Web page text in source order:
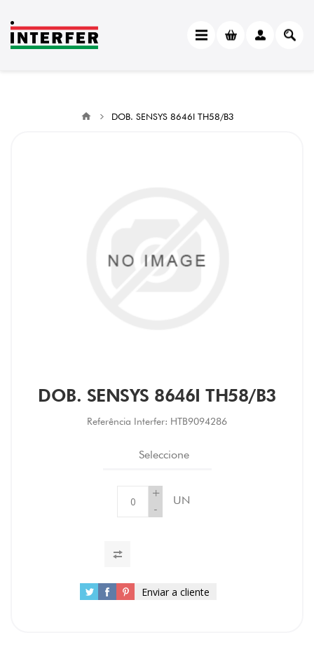
DOB. SENSYS 8646I TH58/B3
DOB. SENSYS 8646I TH58/B3
Referência Interfer: HTB9094286
Seleccione
+
-
UN
Enviar a cliente